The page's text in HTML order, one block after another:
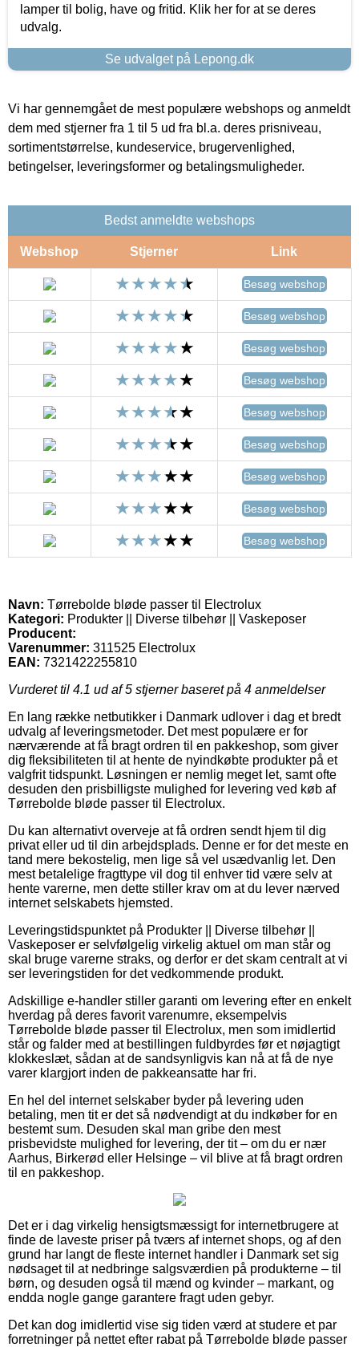
lamper til bolig, have og fritid. Klik her for at se deres
udvalg.
Se udvalget på Lepong.dk
Vi har gennemgået de mest populære webshops og anmeldt
dem med stjerner fra 1 til 5 ud fra bl.a. deres prisniveau,
sortimentstørrelse, kundeservice, brugervenlighed,
betingelser, leveringsformer og betalingsmuligheder.
Bedst anmeldte webshops
Webshop Stjerner Link
Besøg webshop
Besøg webshop
Besøg webshop
Besøg webshop
Besøg webshop
Besøg webshop
Besøg webshop
Besøg webshop
Besøg webshop
Navn: Tørrebolde bløde passer til Electrolux
Kategori: Produkter || Diverse tilbehør || Vaskeposer
Producent:
Varenummer: 311525 Electrolux
EAN: 7321422255810
Vurderet til 4.1 ud af 5 stjerner baseret på 4 anmeldelser
En lang række netbutikker i Danmark udlover i dag et bredt
udvalg af leveringsmetoder. Det mest populære er for
nærværende at få bragt ordren til en pakkeshop, som giver
dig fleksibiliteten til at hente de nyindkøbte produkter på et
valgfrit tidspunkt. Løsningen er nemlig meget let, samt ofte
desuden den prisbilligste mulighed for levering ved køb af
Tørrebolde bløde passer til Electrolux.
Du kan alternativt overveje at få ordren sendt hjem til dig
privat eller ud til din arbejdsplads. Denne er for det meste en
tand mere bekostelig, men lige så vel usædvanlig let. Den
mest betalelige fragttype vil dog til enhver tid være selv at
hente varerne, men dette stiller krav om at du lever nærved
internet selskabets hjemsted.
Leveringstidspunktet på Produkter || Diverse tilbehør ||
Vaskeposer er selvfølgelig virkelig aktuel om man står og
skal bruge varerne straks, og derfor er det skam centralt at vi
ser leveringstiden for det vedkommende produkt.
Adskillige e-handler stiller garanti om levering efter en enkelt
hverdag på deres favorit varenumre, eksempelvis
Tørrebolde bløde passer til Electrolux, men som imidlertid
står og falder med at bestillingen fuldbyrdes før et nøjagtigt
klokkeslæt, sådan at de sandsynligvis kan nå at få de nye
varer klargjort inden de pakkeansatte har fri.
En hel del internet selskaber byder på levering uden
betaling, men tit er det så nødvendigt at du indkøber for en
bestemt sum. Desuden skal man gribe den mest
prisbevidste mulighed for levering, der tit – om du er nær
Aarhus, Birkerød eller Helsinge – vil blive at få bragt ordren
til en pakkeshop.
Det er i dag virkelig hensigtsmæssigt for internetbrugere at
finde de laveste priser på tværs af internet shops, og af den
grund har langt de fleste internet handler i Danmark set sig
nødsaget til at nedbringe salgsværdien på produkterne – til
børn, og desuden også til mænd og kvinder – markant, og
endda nogle gange garantere fragt uden gebyr.
Det kan dog imidlertid vise sig tiden værd at studere et par
forretninger på nettet efter rabat på Tørrebolde bløde passer